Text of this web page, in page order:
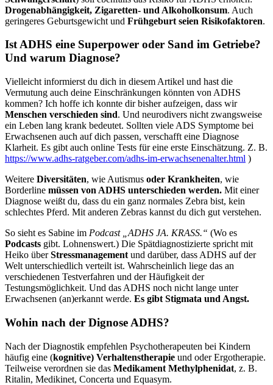
Drogenabhängigkeit, Zigaretten- und Alkoholkonsum. Auch
geringeres Geburtsgewicht und Frühgeburt seien Risikofaktoren.
Ist ADHS eine Superpower oder Sand im Getriebe?
Und warum Diagnose?
Vielleicht informierst du dich in diesem Artikel und hast die
Vermutung auch deine Einschränkungen könnten von ADHS
kommen? Ich hoffe ich konnte dir bisher aufzeigen, dass wir
Menschen verschieden sind. Und neurodivers nicht zwangsweise
ein Leben lang krank bedeutet. Sollten viele ADS Symptome bei
Erwachsenen auch auf dich passen, verschafft eine Diagnose
Klarheit. Es gibt auch online Tests für eine erste Einschätzung. Z. B.
https://www.adhs-ratgeber.com/adhs-im-erwachsenenalter.html )
Weitere Diversitäten, wie Autismus oder Krankheiten, wie
Borderline müssen von ADHS unterschieden werden. Mit einer
Diagnose weißt du, dass du ein ganz normales Zebra bist, kein
schlechtes Pferd. Mit anderen Zebras kannst du dich gut verstehen.
So sieht es Sabine im Podcast „ADHS JA. KRASS.“ (Wo es
Podcasts gibt. Lohnenswert.) Die Spätdiagnostizierte spricht mit
Heiko überStressmanagement und darüber, dass ADHS auf der
Welt unterschiedlich verteilt ist. Wahrscheinlich liege das an
verschiedenen Testverfahren und der Häufigkeit der
Testungsmöglichkeit. Und das ADHS noch nicht lange unter
Erwachsenen (an)erkannt werde. Es gibt Stigmata und Angst.
Wohin nach der Dignose ADHS?
Nach der Diagnostik empfehlen Psychotherapeuten bei Kindern
häufig eine (kognitive) Verhaltenstherapie und oder Ergotherapie.
Teilweise verordnen sie das Medikament Methylphenidat, z. B.
Ritalin, Medikinet, Concerta und Equasym.